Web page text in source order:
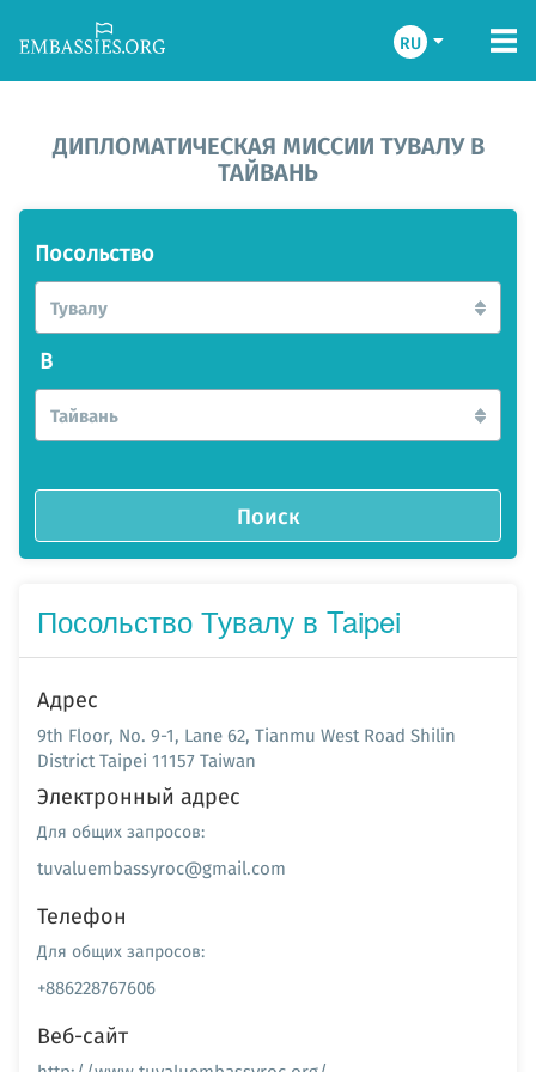
RU
ДИПЛОМАТИЧЕСКАЯ МИССИИ ТУВАЛУ В
ТАЙВАНЬ
Посольство
Тувалу
В
Тайвань
Поиск
Посольство Тувалу в Taipei
Адрес
9th Floor, No. 9-1, Lane 62, Tianmu West Road Shilin
District Taipei 11157 Taiwan
Электронный адрес
Для общих запросов:
tuvaluembassyroc@gmail.com
Телефон
Для общих запросов:
+886228767606
Веб-сайт